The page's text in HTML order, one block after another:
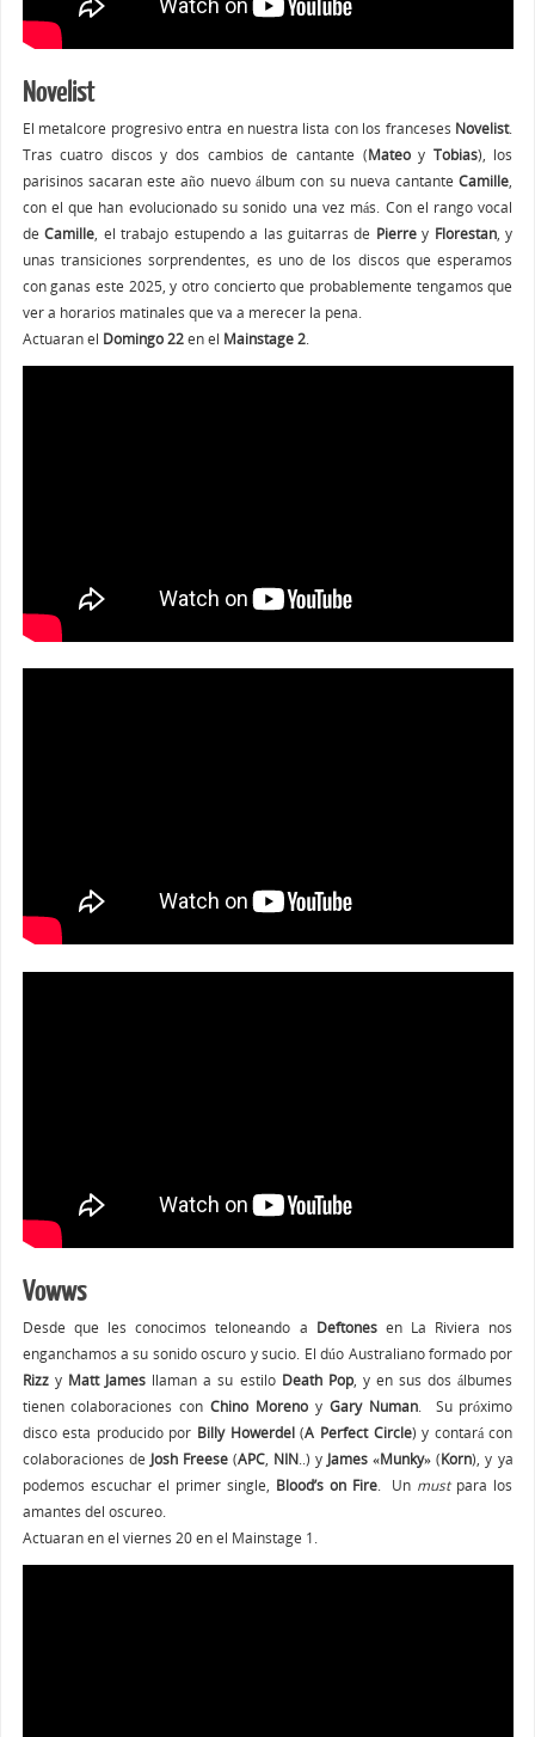
Novelist
El metalcore progresivo entra en nuestra lista con los franceses Novelist.
Tras cuatro discos y dos cambios de cantante (Mateoy Tobias), los
parisinos sacaran este año nuevo álbum con su nueva cantanteCamille,
con el que han evolucionado su sonido una vez más. Con el rango vocal
deCamille, el trabajo estupendo a las guitarras de Pierrey Florestan, y
unas transiciones sorprendentes, es uno de los discos que esperamos
con ganas este 2025, y otro concierto que probablemente tengamos que
ver a horarios matinales que va a merecer la pena.
Actuaran el Domingo 22en el Mainstage 2.
Vowws
Desde que les conocimos teloneando a Deftonesen La Riviera nos
enganchamos a su sonido oscuro y sucio. El dúo Australiano formado por
Rizzy Matt Jamesllaman a su estilo Death Pop, y en sus dos álbumes
tienen colaboraciones conChino Moreno y Gary Numan. Su próximo
disco esta producido por Billy Howerdel(A Perfect Circle) y contará con
colaboraciones de Josh Freese(APC, NIN ..) y James «Munky» (Korn), y ya
podemos escuchar el primer single, Blood’s on Fire. Un mustpara los
amantes del oscureo.
Actuaran en el viernes 20 en el Mainstage 1.